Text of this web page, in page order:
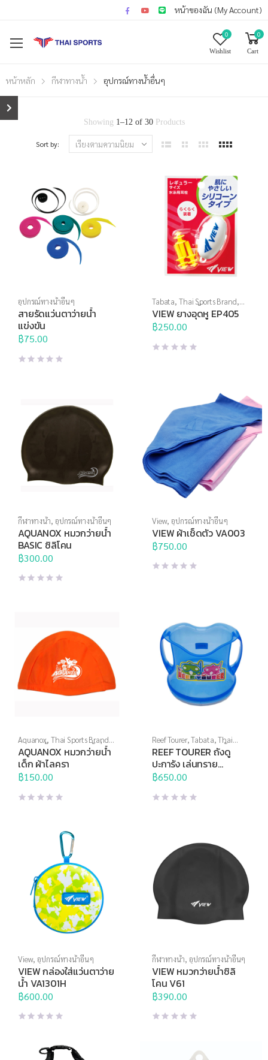
หน้าของฉัน (My Account)
0
Wishlist
0
Cart
หน้าหลัก กีฬาทางน้ำ อุปกรณ์ทางน้ำอื่นๆ
Showing 1–12of 30Products
Sort by:
อุปกรณ์ทางน้ำอื่นๆ
สายรัดแว่นตาว่ายน้ำ
แข่งขัน
฿75.00
Tabata, Thai Sports Brand,
View,กีฬาทางน้ำ, อุปกรณ์ทาง
น้ำอื่นๆ
VIEW ยางอุดหู EP405
฿250.00
กีฬาทางน้ำ, อุปกรณ์ทางน้ำอื่นๆ
AQUANOX หมวกว่ายน้ำ
BASIC ซิลิโคน
฿300.00
View,อุปกรณ์ทางน้ำอื่นๆ
VIEW ผ้าเช็ดตัว VA003
฿750.00
Aquanox, Thai Sports Brand,
กีฬาทางน้ำ,อุปกรณ์ทางน้ำอื่นๆ
AQUANOX หมวกว่ายน้ำ
เด็ก ผ้าไลครา
฿150.00
Reef Tourer,Tabata,Thai
Sports Brand,กีฬาทางน้ำ
อุปกรณ์ทางน้ำอื่นๆ
REEF TOURER ถังดู
ปะการัง เล่นทราย
RA0506
฿650.00
View,อุปกรณ์ทางน้ำอื่นๆ
VIEW กล่องใส่แว่นตาว่าย
น้ำ VA1301H
฿600.00
กีฬาทางน้ำ, อุปกรณ์ทางน้ำอื่นๆ
VIEW หมวกว่ายน้ำซิลิ
โคน V61
฿390.00